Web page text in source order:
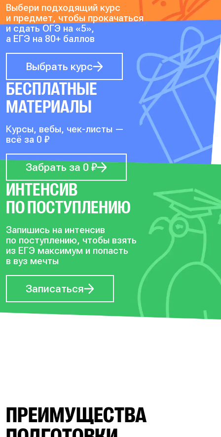
Выбери подходящий курс
и предмет, чтобы прокачаться
и сдать ОГЭ на «5»,
а ЕГЭ на 80+ баллов
Выбрать курс
БЕСПЛАТНЫЕ
МАТЕРИАЛЫ
Курсы, вебы, чек-листы —
всё за 0 ₽
Забрать за 0 ₽
ИНТЕНСИВ
ПО ПОСТУПЛЕНИЮ
Запишись на интенсив
по поступлению, чтобы взять
из ЕГЭ максимум и попасть
в вуз мечты
Записаться
ПРЕИМУЩЕСТВА